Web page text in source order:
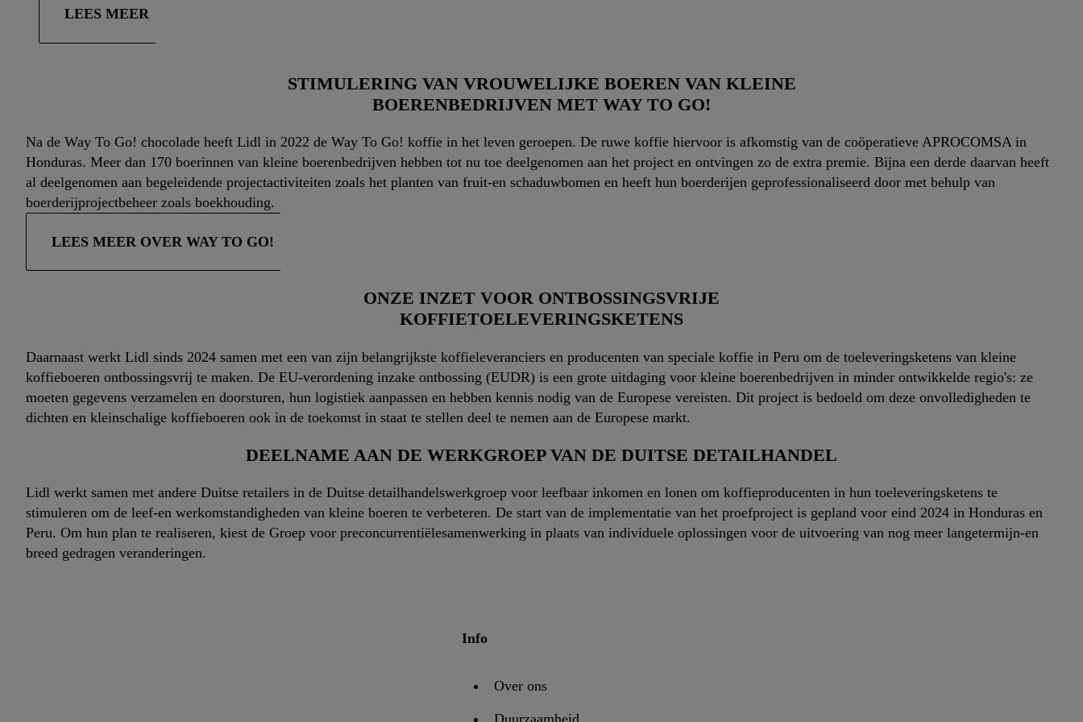
LEES MEER
STIMULERING VAN VROUWELIJKE BOEREN VAN KLEINE
BOERENBEDRIJVEN MET WAY TO GO!
Na de Way To Go! chocolade heeft Lidl in 2022 de Way To Go! koffie in het leven geroepen. De ruwe koffie hiervoor is afkomstig van de coöperatieve APROCOMSA in
Honduras. Meer dan 170 boerinnen van kleine boerenbedrijven hebben tot nu toe deelgenomen aan het project en ontvingen zo de extra premie. Bijna een derde daarvan heeft
al deelgenomen aan begeleidende projectactiviteiten zoals het planten van fruit-en schaduwbomen en heeft hun boerderijen geprofessionaliseerd door met behulp van
boerderijprojectbeheer zoals boekhouding.
LEES MEER OVER WAY TO GO!
ONZE INZET VOOR ONTBOSSINGSVRIJE
KOFFIETOELEVERINGSKETENS
Daarnaast werkt Lidl sinds 2024 samen met een van zijn belangrijkste koffieleveranciers en producenten van speciale koffie in Peru om de toeleveringsketens van kleine
koffieboeren ontbossingsvrij te maken. De EU-verordening inzake ontbossing (EUDR) is een grote uitdaging voor kleine boerenbedrijven in minder ontwikkelde regio's: ze
moeten gegevens verzamelen en doorsturen, hun logistiek aanpassen en hebben kennis nodig van de Europese vereisten. Dit project is bedoeld om deze onvolledigheden te
dichten en kleinschalige koffieboeren ook in de toekomst in staat te stellen deel te nemen aan de Europese markt.
DEELNAME AAN DE WERKGROEP VAN DE DUITSE DETAILHANDEL
Lidl werkt samen met andere Duitse retailers in de Duitse detailhandelswerkgroep voor leefbaar inkomen en lonen om koffieproducenten in hun toeleveringsketens te
stimuleren om de leef-en werkomstandigheden van kleine boeren te verbeteren. De start van de implementatie van het proefproject is gepland voor eind 2024 in Honduras en
Peru. Om hun plan te realiseren, kiest de Groep voor preconcurrentiëlesamenwerking in plaats van individuele oplossingen voor de uitvoering van nog meer langetermijn-en
breed gedragen veranderingen.
Info
Over ons
Duurzaamheid